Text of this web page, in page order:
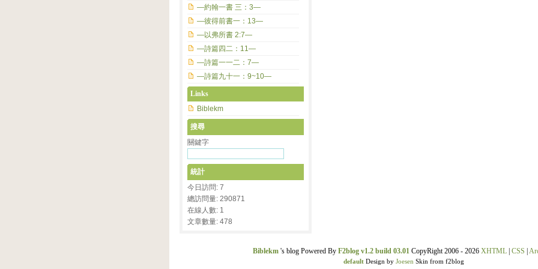
—約翰一書 三：3—
—彼得前書一：13—
—以弗所書 2:7—
—詩篇四二：11—
—詩篇一一二：7—
—詩篇九十一：9~10—
Links
Biblekm
搜尋
關鍵字
統計
今日訪問: 7
總訪問量: 290871
在線人數: 1
文章數量: 478
Biblekm 's blog Powered By F2blog v1.2 build 03.01 CopyRight 2006 - 2026 XHTML CSS
defaultDesign by Joesen Skin from f2blog